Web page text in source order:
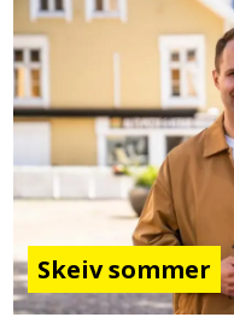
Skeiv sommer